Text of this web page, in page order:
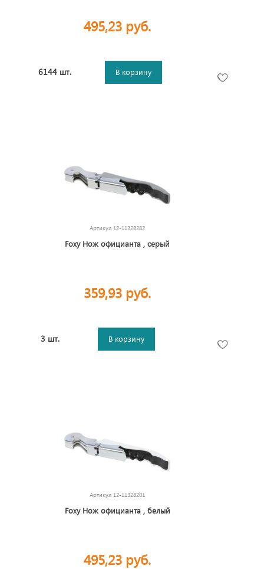
495,23 руб.
6144 шт. В корзину
Артикул 12-11328282
Foxy Нож официанта , серый
359,93 руб.
3 шт. В корзину
Артикул 12-11328201
Foxy Нож официанта , белый
495,23 руб.